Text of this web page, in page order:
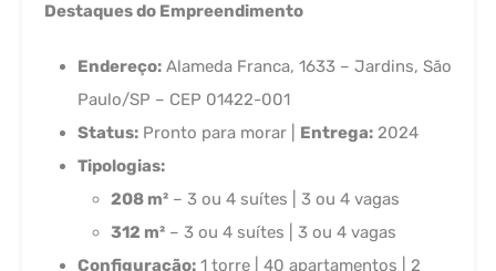
Destaques do Empreendimento
Endereço: Alameda Franca, 1633 – Jardins, São
Paulo/SP – CEP 01422-001
Status: Pronto para morar | Entrega: 2024
Tipologias:
208 m² – 3 ou 4 suítes | 3 ou 4 vagas
312 m² – 3 ou 4 suítes | 3 ou 4 vagas
Configuração: 1 torre | 40 apartamentos | 2